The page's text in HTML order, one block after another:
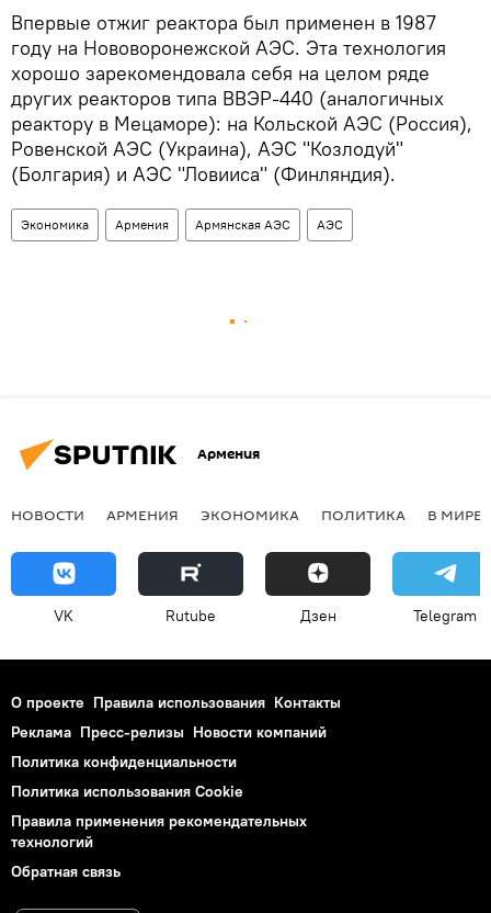
Впервые отжиг реактора был применен в 1987
году на Нововоронежской АЭС. Эта технология
хорошо зарекомендовала себя на целом ряде
других реакторов типа ВВЭР-440 (аналогичных
реактору в Мецаморе): на Кольской АЭС (Россия),
Ровенской АЭС (Украина), АЭС "Козлодуй"
(Болгария) и АЭС "Ловииса" (Финляндия).
Экономика Армения Армянская АЭС АЭС
Армения
НОВОСТИ АРМЕНИЯ ЭКОНОМИКА ПОЛИТИКА В МИРЕ
VK Rutube Дзен Telegram
О проекте Правила использования Контакты
Реклама Пресс-релизы Новости компаний
Политика конфиденциальности
Политика использования Cookie
Правила применения рекомендательных
технологий
Обратная связь